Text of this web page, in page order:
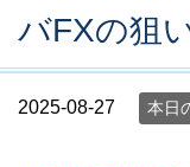
バFXの狙
2025-08-27 本日